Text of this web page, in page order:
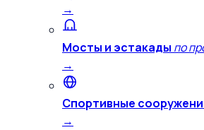
→
Мосты и эстакады по
→
Спортивные
→